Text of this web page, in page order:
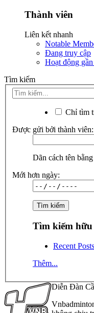
Thành viên
Liên kết nhanh
Notable
Đang truy cập
Hoạt động
Tìm kiếm
Chỉ tìm
Được gửi bởi thành viên:
Dãn cách tên
Mới hơn ngày:
Tìm kiếm hữu
Recent Posts
Thêm...
Diễn Đàn